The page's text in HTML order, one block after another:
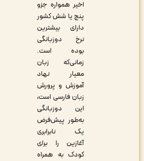
اخیر همواره جزو
پنج یا شش کشور
دارای بیشترین
نرخ دوزبانگی
بوده است.
زمانی‌که زبان
معیار نهاد
آموزش و پرورش
زبان فارسی است،
این دوزبانگی
به‌طور پیش‌فرض
یک نابرابری
آغازین را برای
کودک به همراه